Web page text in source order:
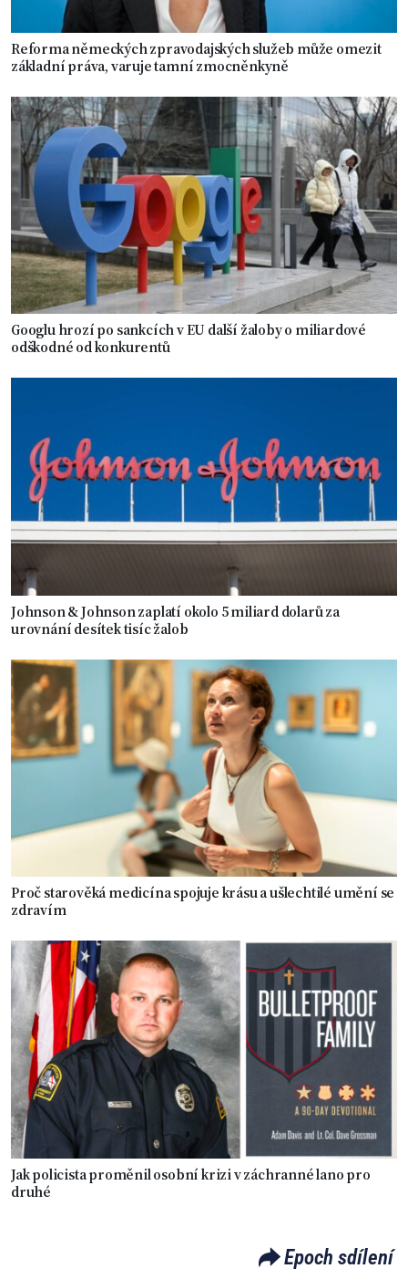
Reforma německých zpravodajských služeb může omezit
základní práva, varuje tamní zmocněnkyně
Googlu hrozí po sankcích v EU další žaloby o miliardové
odškodné od konkurentů
Johnson & Johnson zaplatí okolo 5 miliard dolarů za
urovnání desítek tisíc žalob
Proč starověká medicína spojuje krásu a ušlechtilé umění se
zdravím
Jak policista proměnil osobní krizi v záchranné lano pro
druhé
Epoch sdílení